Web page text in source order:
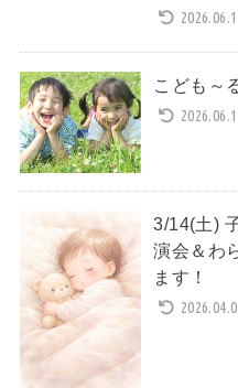
こども～
3/14(土)
演会＆わ
ます！